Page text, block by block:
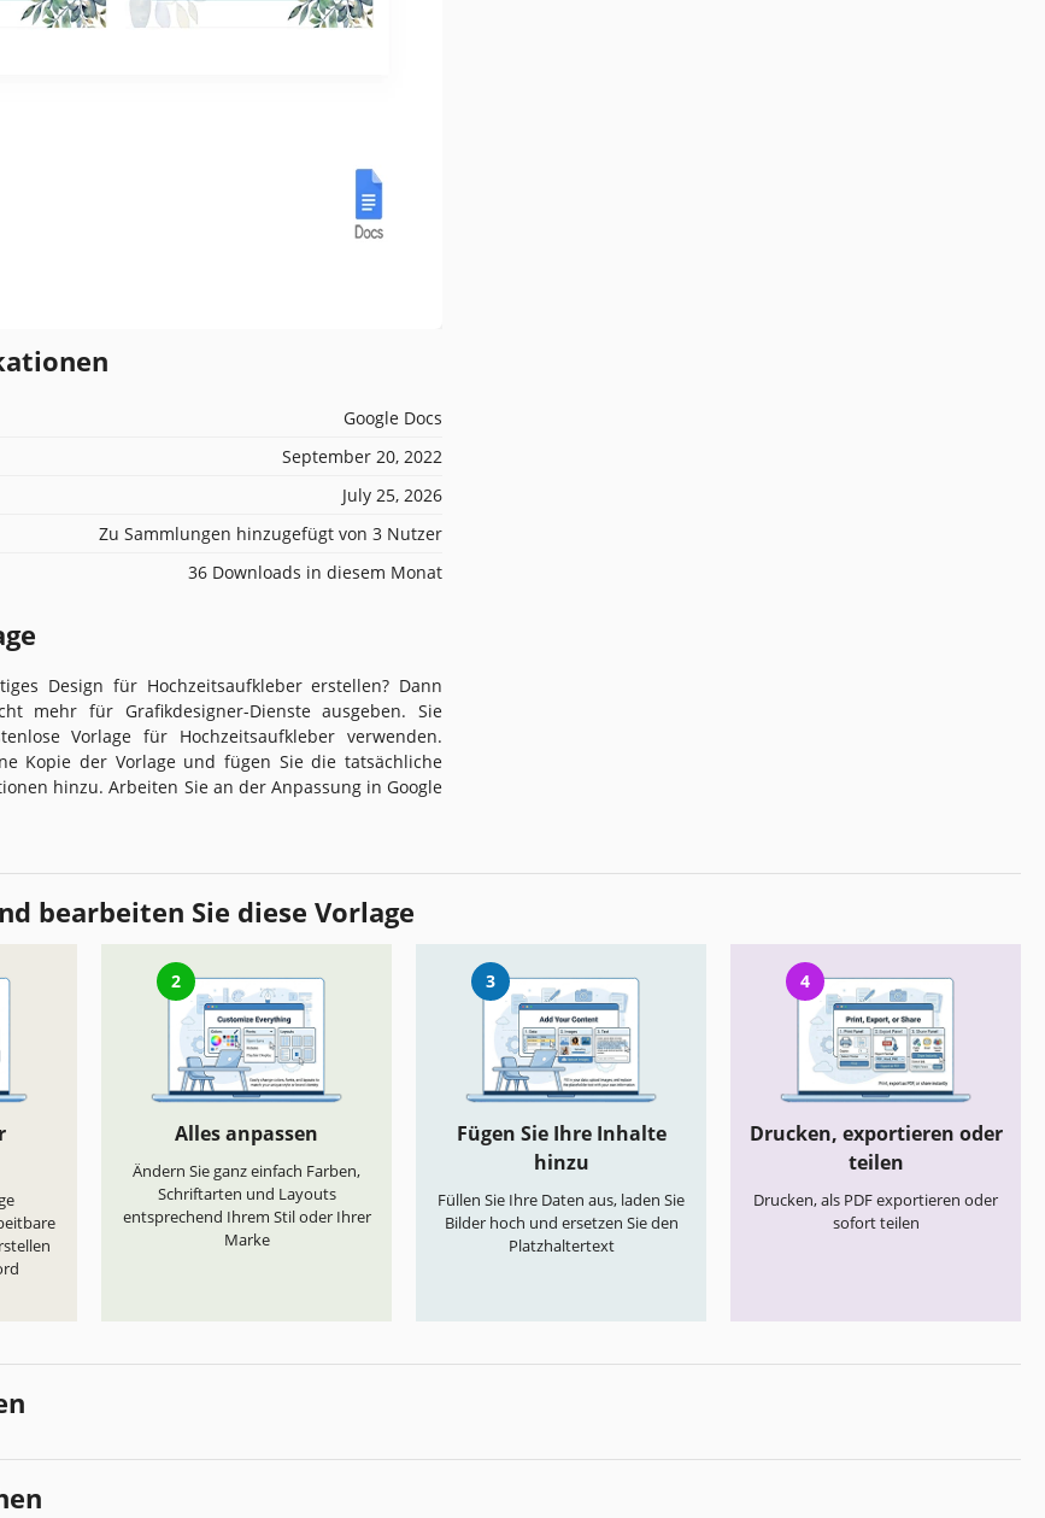
Google Docs
September 20, 2022
July 25, 2026
Zu Sammlungen hinzugefügt von 3 Nutzer
36 Downloads in diesem Monat
Design für Hochzeitsaufkleber erstellen? Dann
mehr für Grafikdesigner-Dienste ausgeben. Sie
Vorlage für Hochzeitsaufkleber verwenden.
Kopie der Vorlage und fügen Sie die tatsächliche
hinzu. Arbeiten Sie an der Anpassung in Google
bearbeiten Sie diese Vorlage
2
Alles anpassen
Ändern Sie ganz einfach Farben,
Schriftarten und Layouts
entsprechend Ihrem Stil oder Ihrer
Marke
3
Fügen Sie Ihre Inhalte
hinzu
Füllen Sie Ihre Daten aus, laden Sie
Bilder hoch und ersetzen Sie den
Platzhaltertext
4
Drucken, exportieren oder
teilen
Drucken, als PDF exportieren oder
sofort teilen